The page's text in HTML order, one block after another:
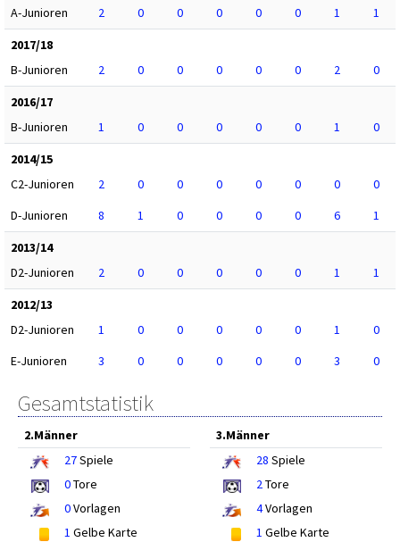
A-Junioren
2 0 0 0 0 0 1
1
2017/18
B-Junioren
2 0 0 0 0 0 2
0
2016/17
B-Junioren
1 0 0 0 0 0 1
0
2014/15
C2-Junioren
2 0 0 0 0 0 0
0
D-Junioren
8 1 0 0 0 0 6
1
2013/14
D2-Junioren
2 0 0 0 0 0 1
1
2012/13
D2-Junioren
1 0 0 0 0 0 1
0
E-Junioren
3 0 0 0 0 0 3 0
Gesamtstatistik
2.Männer
27Spiele
0Tore
0Vorlagen
1 Gelbe Karte
3.Männer
28 Spiele
2Tore
4Vorlagen
1 Gelbe Karte